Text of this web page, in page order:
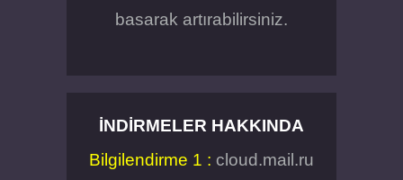
basarak artırabilirsiniz.
İNDIRMELER HAKKINDA
Bilgilendirme 1 : cloud.mail.ru